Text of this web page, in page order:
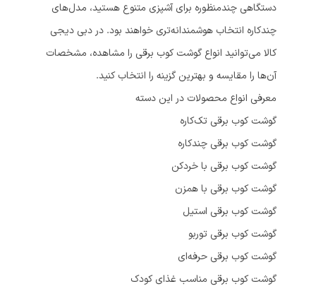
دستگاهی چندمنظوره برای آشپزی متنوع هستید، مدل‌های
چندکاره انتخاب هوشمندانه‌تری خواهند بود. در دبی دیجی
کالا می‌توانید انواع گوشت کوب برقی را مشاهده، مشخصات
آن‌ها را مقایسه و بهترین گزینه را انتخاب کنید.
معرفی انواع محصولات در این دسته
گوشت کوب برقی تک‌کاره
گوشت کوب برقی چندکاره
گوشت کوب برقی با خردکن
گوشت کوب برقی با همزن
گوشت کوب برقی استیل
گوشت کوب برقی توربو
گوشت کوب برقی حرفه‌ای
گوشت کوب برقی مناسب غذای کودک